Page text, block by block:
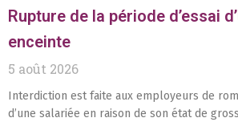
Rupture de la période d’essai
enceinte
5 août 2026
Interdiction est faite aux employeurs de
d’une salariée en raison de son état de